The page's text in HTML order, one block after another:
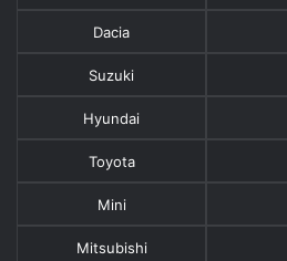
Dacia
Suzuki
Hyundai
Toyota
Mini
Mitsubishi